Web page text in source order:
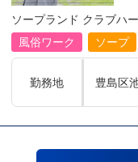
の駅
奇
は
わ
不
届
だ
で
ソープランド クラブハ
風俗ワーク
ソープ
勤務地 豊島区